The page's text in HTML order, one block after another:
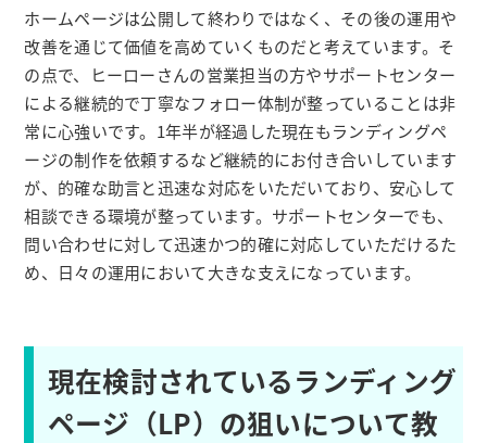
ホームページは公開して終わりではなく、その後の運用や
改善を通じて価値を高めていくものだと考えています。そ
の点で、ヒーローさんの営業担当の方やサポートセンター
による継続的で丁寧なフォロー体制が整っていることは非
常に心強いです。1年半が経過した現在もランディングペ
ージの制作を依頼するなど継続的にお付き合いしています
が、的確な助言と迅速な対応をいただいており、安心して
相談できる環境が整っています。サポートセンターでも、
問い合わせに対して迅速かつ的確に対応していただけるた
め、日々の運用において大きな支えになっています。
現在検討されているランディング
ページ（LP）の狙いについて教